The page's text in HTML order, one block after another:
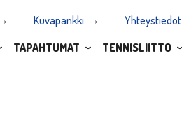
Kuvapankki Yhteystiedot
TAPAHTUMAT TENNISLIITTO